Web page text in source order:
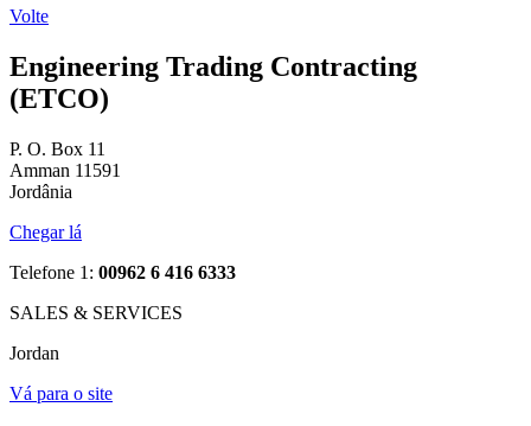
Volte
Engineering Trading Contracting
(ETCO)
P. O. Box 11
Amman 11591
Jordânia
Chegar lá
Telefone 1: 00962 6 416 6333
SALES & SERVICES
Jordan
Vá para o site